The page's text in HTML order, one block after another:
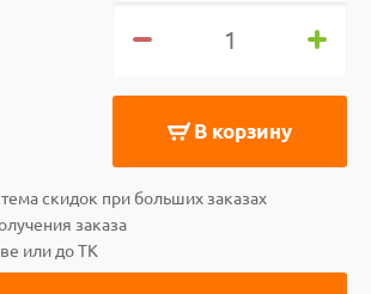
В корзину
скидок при больших заказах
заказа
или до ТК